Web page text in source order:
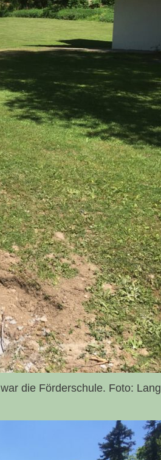
die Förderschule. Foto: Lang